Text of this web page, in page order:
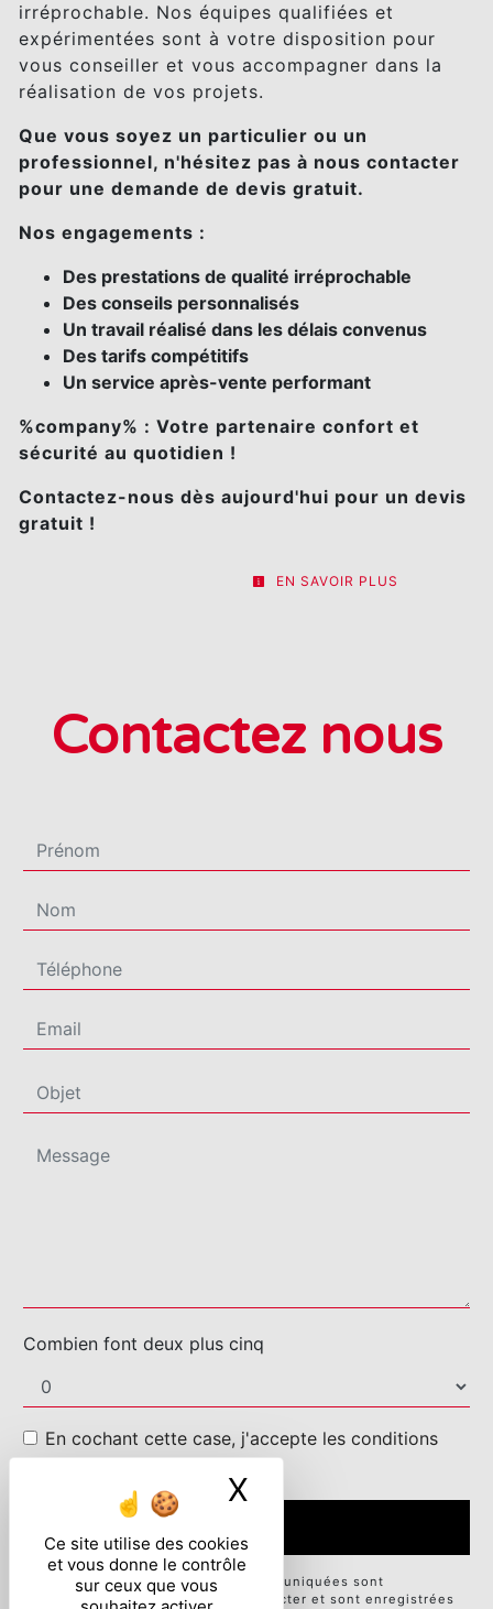
Ce site utilise des cookies
et vous donne le contrôle
sur ceux que vous
X Masquer le
irréprochable. Nos équipes qualifiées et
expérimentées sont à votre disposition pour
vous conseiller et vous accompagner dans la
réalisation de vos projets.
Que vous soyez un particulier ou un
professionnel, n'hésitez pas à nous contacter
pour une demande de devis gratuit.
Nos engagements :
Des prestations de qualité irréprochable
Des conseils personnalisés
Un travail réalisé dans les délais convenus
Des tarifs compétitifs
Un service après-vente performant
%company% : Votre partenaire confort et
sécurité au quotidien !
Contactez-nous dès aujourd'hui pour un devis
gratuit !
EN SAVOIR PLUS
Contactez nous
Combien font deux plus cinq
En cochant cette case, j'accepte les conditions
** Les données personnelles communiquées sont
nécessaires aux fins de vous contacter et sont enregistrées